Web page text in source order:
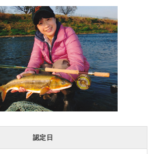
認定日